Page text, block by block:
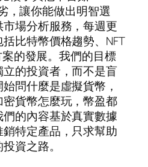
，讓你能做出明智選
場分析服務，每週更
比特幣價格趨勢、NFT
的發展。我們的目標
的投資者，而不是盲
問什麼是虛擬貨幣，
貨幣怎麼玩，幣盈都
的內容基於真實數據
特定產品，只求幫助
資之路。